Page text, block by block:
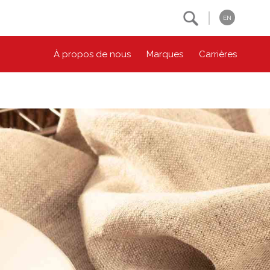
EN
À propos de nous Marques Carrières
Environnement
Bien-être des animaux
Collectivité
Principes coopératifs
Diversité et inclusion
Contactez-nous
Location